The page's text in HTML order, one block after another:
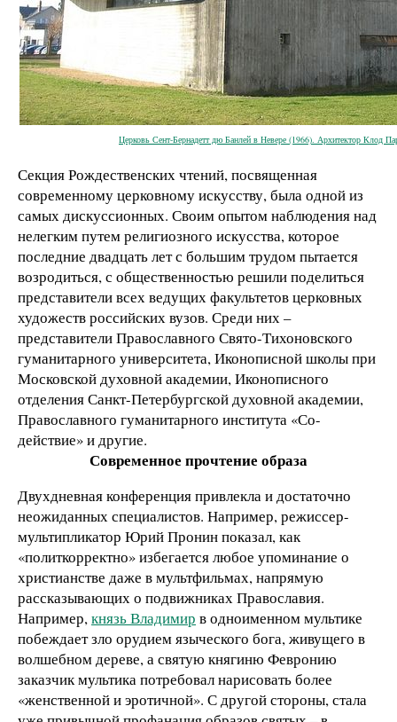
Церковь Сент-Бернадетт дю Банлей в Невере (1966). Архитектор Клод
Секция Рождественских чтений, посвященная
современному церковному искусству, была одной из
самых дискуссионных. Своим опытом наблюдения над
нелегким путем религиозного искусства, которое
последние двадцать лет с большим трудом пытается
возродиться, с общественностью решили поделиться
представители всех ведущих факультетов церковных
художеств российских вузов. Среди них –
представители Православного Свято-Тихоновского
гуманитарного университета, Иконописной школы при
Московской духовной академии, Иконописного
отделения Санкт-Петербургской духовной академии,
Православного гуманитарного института «Со-
действие» и другие.
Современное прочтение образа
Двухдневная конференция привлекла и достаточно
неожиданных специалистов. Например, режиссер-
мультипликатор Юрий Пронин показал, как
«политкорректно» избегается любое упоминание о
христианстве даже в мультфильмах, напрямую
рассказывающих о подвижниках Православия.
Например, князь Владимир в одноименном мультике
побеждает зло орудием языческого бога, живущего в
волшебном дереве, а святую княгиню Февронию
заказчик мультика потребовал нарисовать более
«женственной и эротичной». С другой стороны, стала